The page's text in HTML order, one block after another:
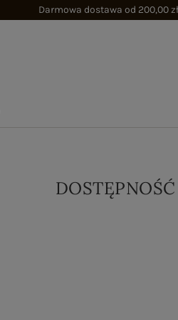
Darmowa dostawa od 200,00 zł